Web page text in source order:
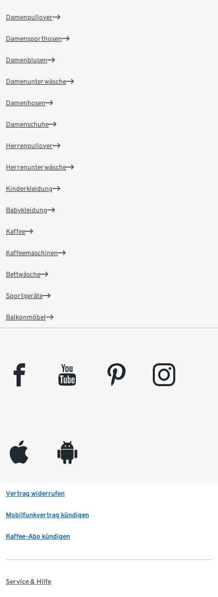
Damenpullover
Damensporthosen
Damenblusen
Damenunterwäsche
Damenhosen
Damenschuhe
Herrenpullover
Herrenunterwäsche
Kinderkleidung
Babykleidung
Kaffee
Kaffeemaschinen
Bettwäsche
Sportgeräte
Balkonmöbel
facebook youtube pinterest instagram
appleinc android
Vertrag widerrufen
Mobilfunkvertrag kündigen
Kaffee-Abo kündigen
Service & Hilfe